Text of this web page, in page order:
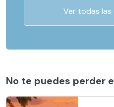
Ver todas las
No te puedes perder